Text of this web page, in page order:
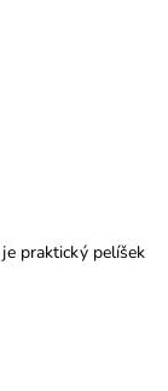
praktický pelíšek